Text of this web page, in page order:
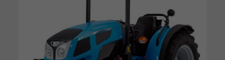
funcionalidades
desaparecerão
do site.